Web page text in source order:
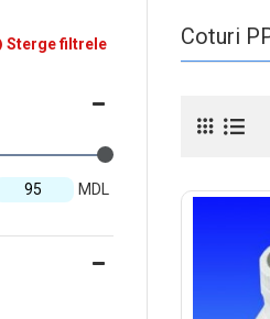
Sterge filtrele
MDL
Coturi